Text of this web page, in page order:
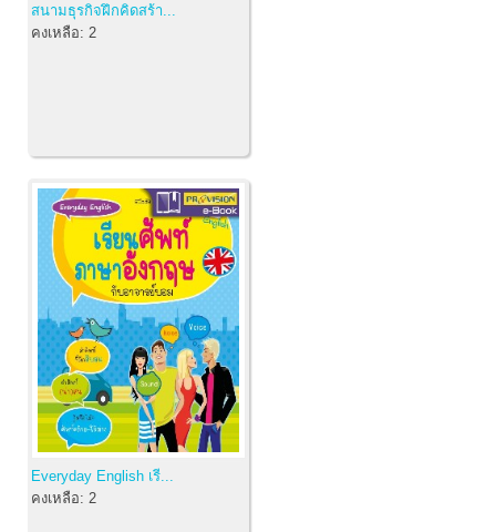
สนามธุรกิจฝึกคิดสร้า...
คงเหลือ: 2
Everyday English เรี...
คงเหลือ: 2